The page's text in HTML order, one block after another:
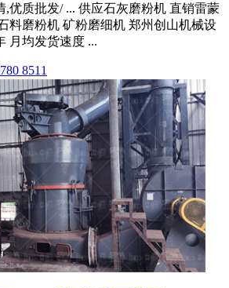
,优质批发/ ... 供应石灰磨粉机 直销雷蒙
料磨粉机 矿粉磨细机 郑州创山机械设
月均发货速度 ...
8511